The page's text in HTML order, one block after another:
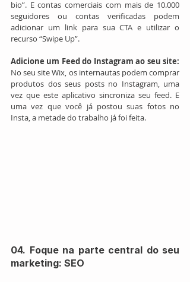
bio”. E contas comerciais com mais de 10.000
seguidores ou contas verificadas podem
adicionar um link para sua CTA e utilizar o
recurso “Swipe Up”.
No seu site Wix, os internautas podem comprar
produtos dos seus posts no Instagram, uma
vez que este aplicativo sincroniza seu feed. E
uma vez que você já postou suas fotos no
Insta, a metade do trabalho já foi feita.
04. Foque na parte central do seu
marketing: SEO